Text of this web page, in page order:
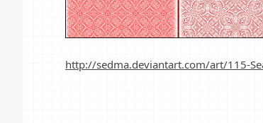
http://sedma.deviantart.com/art/115-